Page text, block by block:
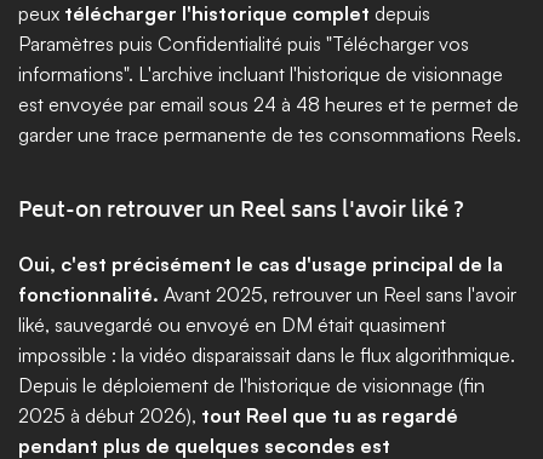
peux télécharger l'historique complet depuis
Paramètres puis Confidentialité puis "Télécharger vos
informations". L'archive incluant l'historique de visionnage
est envoyée par email sous 24 à 48 heures et te permet de
garder une trace permanente de tes consommations Reels.
Peut-on retrouver un Reel sans l'avoir liké ?
Oui, c'est précisément le cas d'usage principal de la
fonctionnalité. Avant 2025, retrouver un Reel sans l'avoir
liké, sauvegardé ou envoyé en DM était quasiment
impossible : la vidéo disparaissait dans le flux algorithmique.
Depuis le déploiement de l'historique de visionnage (fin
2025 à début 2026), tout Reel que tu as regardé
pendant plus de quelques secondes est